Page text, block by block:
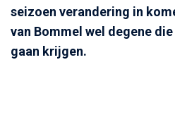
seizoen verandering in
van Bommel wel degene
gaan krijgen.